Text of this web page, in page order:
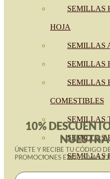
SEMILLAS
HOJA
SEMILLAS
SEMILLAS
SEMILLAS
COMESTIBLES
SEMILLAS
SEMILLAS
SEMILLAS
SEMILLAS
10%
ÚNETE Y RECIBE TU CÓDIGO
PROMOCIONES EXCLUSIVAS.